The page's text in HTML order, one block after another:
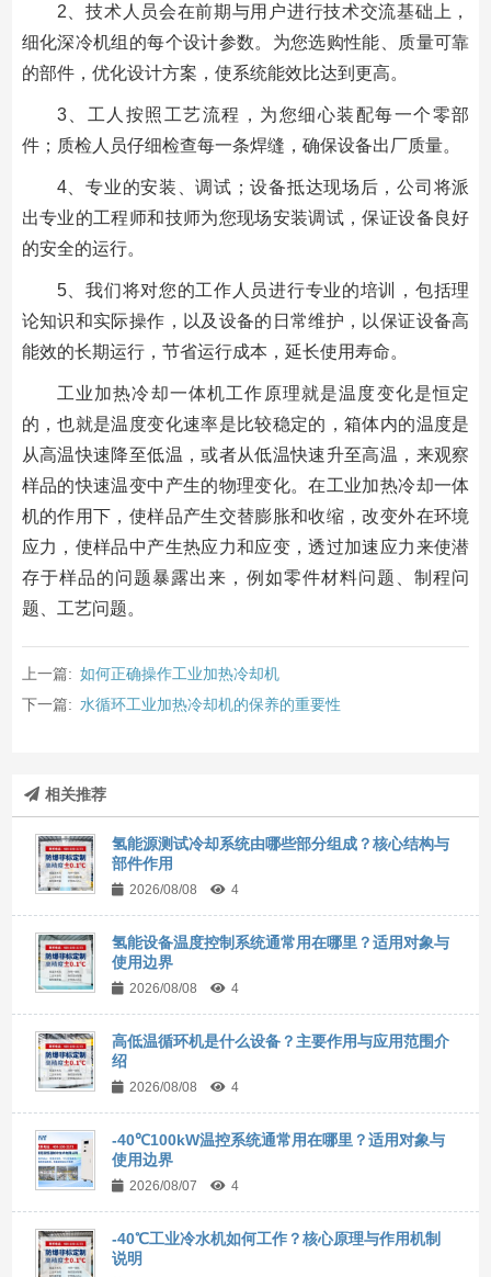
2、技术人员会在前期与用户进行技术交流基础上，
细化深冷机组的每个设计参数。为您选购性能、质量可靠
的部件，优化设计方案，使系统能效比达到更高。
3、工人按照工艺流程，为您细心装配每一个零部
件；质检人员仔细检查每一条焊缝，确保设备出厂质量。
4、专业的安装、调试；设备抵达现场后，公司将派
出专业的工程师和技师为您现场安装调试，保证设备良好
的安全的运行。
5、我们将对您的工作人员进行专业的培训，包括理
论知识和实际操作，以及设备的日常维护，以保证设备高
能效的长期运行，节省运行成本，延长使用寿命。
工业加热冷却一体机工作原理就是温度变化是恒定
的，也就是温度变化速率是比较稳定的，箱体内的温度是
从高温快速降至低温，或者从低温快速升至高温，来观察
样品的快速温变中产生的物理变化。在工业加热冷却一体
机的作用下，使样品产生交替膨胀和收缩，改变外在环境
应力，使样品中产生热应力和应变，透过加速应力来使潜
存于样品的问题暴露出来，例如零件材料问题、制程问
题、工艺问题。
上一篇: 如何正确操作工业加热冷却机
下一篇: 水循环工业加热冷却机的保养的重要性
相关推荐
氢能源测试冷却系统由哪些部分组成？核心结构与
部件作用
2026/08/08 4
氢能设备温度控制系统通常用在哪里？适用对象与
使用边界
2026/08/08 4
高低温循环机是什么设备？主要作用与应用范围介
绍
2026/08/08 4
-40℃100kW温控系统通常用在哪里？适用对象与
使用边界
2026/08/07 4
-40℃工业冷水机如何工作？核心原理与作用机制
说明